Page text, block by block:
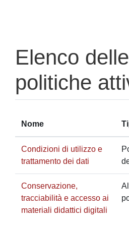
Elenco delle
politiche
Nome
Condizioni di utilizzo e
trattamento dei dati
Conservazione,
tracciabilità e accesso ai
materiali didattici digitali